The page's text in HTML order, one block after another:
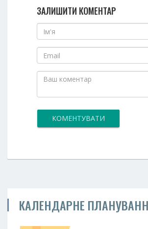
ЗАЛИШИТИ КОМЕНТАР
КОМЕНТУВАТИ
КАЛЕНДАРНЕ